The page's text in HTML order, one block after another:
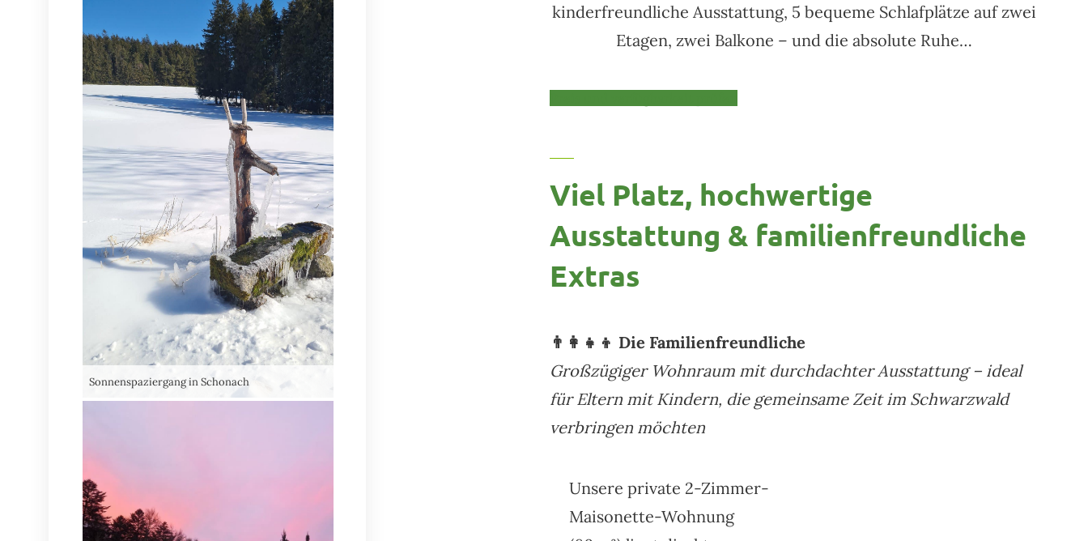
kinderfreundliche Ausstattung, 5 bequeme Schlafplätze auf zwei
Etagen, zwei Balkone – und die absolute Ruhe…
Viel Platz, hochwertige
Ausstattung & familienfreundliche
Extras
👨‍👩‍👧‍👦 Die Familienfreundliche
Großzügiger Wohnraum mit durchdachter Ausstattung – ideal
für Eltern mit Kindern, die gemeinsame Zeit im Schwarzwald
verbringen möchten
Unsere private 2-Zimmer-
Maisonette-Wohnung
Sonnenspaziergang in Schonach Selbstgemachtes Weihnachtsgebäck für unsere Gäste